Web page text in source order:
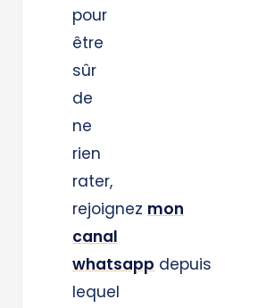
pour
être
sûr
de
ne
rien
rater,
rejoignez mon
canal
whatsapp depuis
lequel